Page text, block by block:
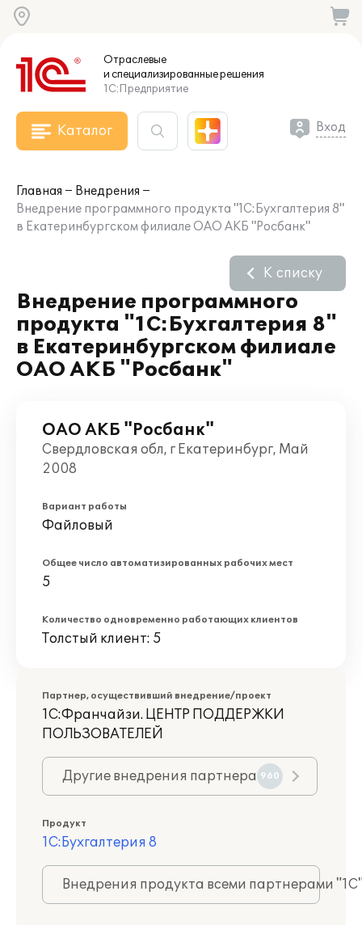
Отраслевые
и специализированныерешения
1С:Предприятие
Каталог Вход
Главная
Внедрения
Внедрение программного продукта "1С:Бухгалтерия 8"
в Екатеринбургском филиале ОАО АКБ "Росбанк"
Внедрение программного
продукта "1С:Бухгалтерия 8"
в Екатеринбургском филиале
ОАО АКБ "Росбанк"
К списку
ОАО АКБ "Росбанк"
Свердловская обл, г Екатеринбург, Май
2008
Вариант работы
Файловый
Общее число автоматизированных рабочих мест
5
Количество одновременно работающих клиентов
Толстый клиент: 5
Партнер, осуществивший внедрение/проект
1С:Франчайзи. ЦЕНТР ПОДДЕРЖКИ
ПОЛЬЗОВАТЕЛЕЙ
Другие внедрения партнера 960
Продукт
1С:Бухгалтерия 8
Внедрения продукта всеми партнерами